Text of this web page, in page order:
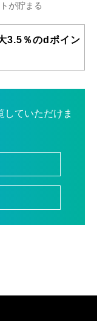
が貯まる
3.5％のdポイン
していただけま